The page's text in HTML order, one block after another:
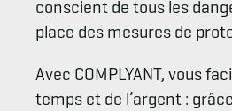
conscient de tous les
place des mesures de
Avec COMPLYANT, vous
temps et de l’argent :